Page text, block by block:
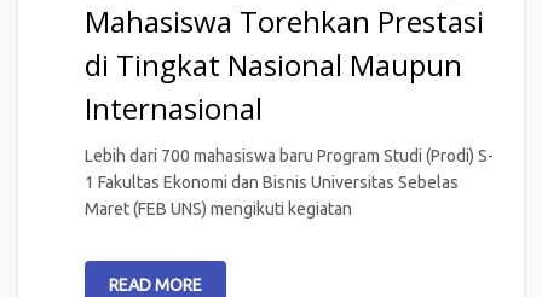
Mahasiswa Torehkan Prestasi
di Tingkat Nasional Maupun
Internasional
Lebih dari 700 mahasiswa baru Program Studi (Prodi) S-
1 Fakultas Ekonomi dan Bisnis Universitas Sebelas
Maret (FEB UNS) mengikuti kegiatan
READ MORE